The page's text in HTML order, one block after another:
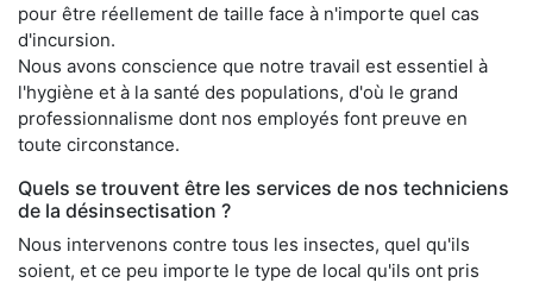
pour être réellement de taille face à n'importe quel cas
d'incursion.
Nous avons conscience que notre travail est essentiel à
l'hygiène et à la santé des populations, d'où le grand
professionnalisme dont nos employés font preuve en
toute circonstance.
Quels se trouvent être les services de nos techniciens
de la désinsectisation ?
Nous intervenons contre tous les insectes, quel qu'ils
soient, et ce peu importe le type de local qu'ils ont pris